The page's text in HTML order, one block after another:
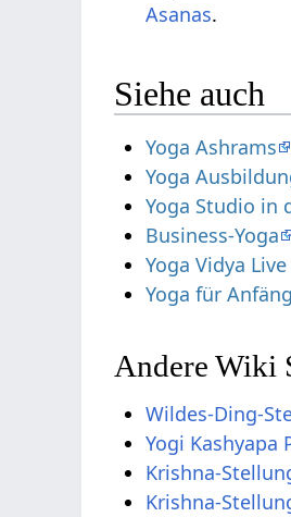
Asanas.
Siehe auch
Yoga Ashrams
Yoga
Yoga Studio in
Business-Yoga
Yoga Vidya
Yoga für
Andere Wiki
Wildes-Ding-
Yogi Kashyapa
Krishna-
Krishna-